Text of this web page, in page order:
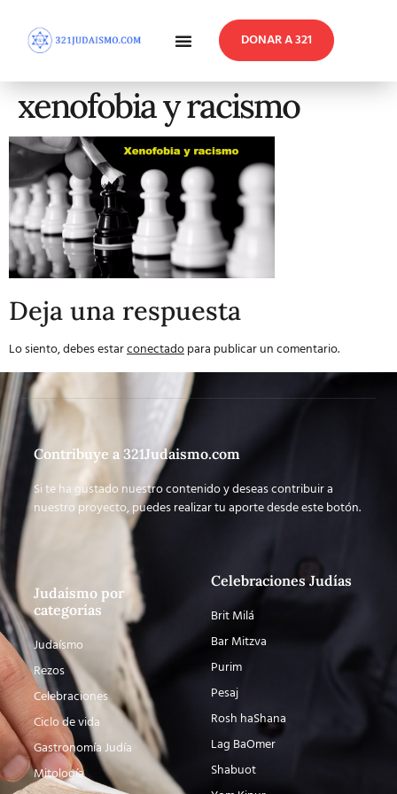
DONAR A 321
xenofobia y racismo
Deja una respuesta
Lo siento, debes estarconectadopara publicar un comentario.
Contribuye a 321Judaismo.com
Si te ha gustado nuestro contenido y deseas contribuir a
nuestro proyecto, puedes realizar tu aporte desde este botón.
Judaísmo por
categorías
Judaísmo
Rezos
Celebraciones
Ciclo de vida
Gastronomía Judía
Mitología
Celebraciones Judías
Brit Milá
Bar Mitzva
Purim
Pesaj
Rosh haShana
Lag BaOmer
Shabuot